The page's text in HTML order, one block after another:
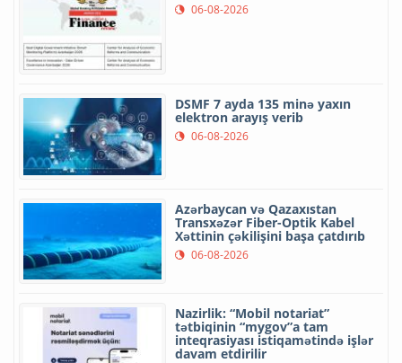
06-08-2026
DSMF 7 ayda 135 minə yaxın
elektron arayış verib
06-08-2026
Azərbaycan və Qazaxıstan
Transxəzər Fiber-Optik Kabel
Xəttinin çəkilişini başa çatdırıb
06-08-2026
Nazirlik: “Mobil notariat”
tətbiqinin “mygov”a tam
inteqrasiyası istiqamətində işlər
davam etdirilir